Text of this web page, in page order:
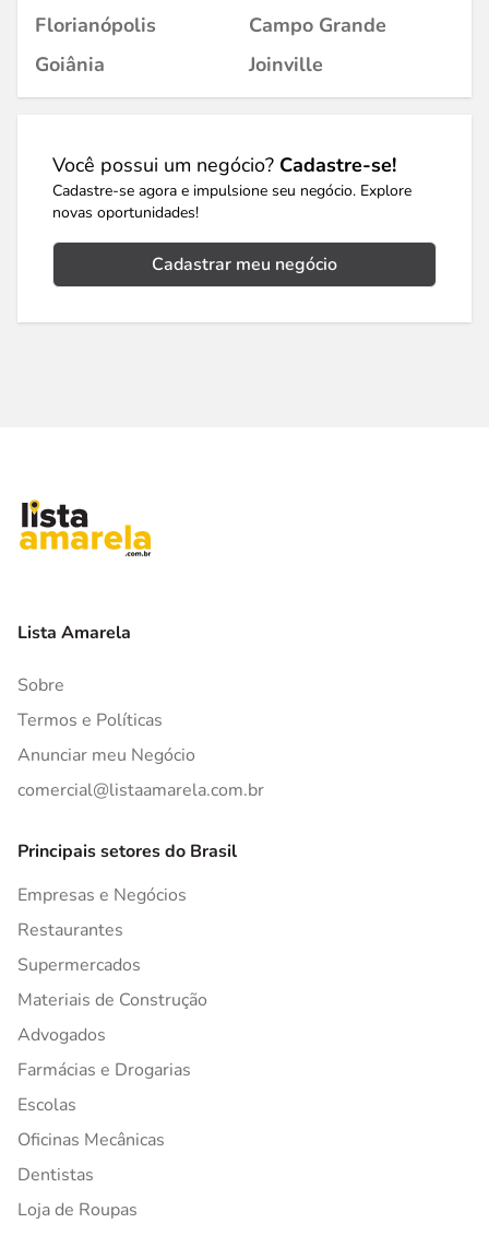
Florianópolis
Campo Grande
Goiânia
Joinville
Você possui um negócio? Cadastre-se!
Cadastre-se agora e impulsione seu negócio. Explore
novas oportunidades!
Cadastrar meu negócio
Lista Amarela
Sobre
Termos e Políticas
Anunciar meu Negócio
comercial@listaamarela.com.br
Principais setores do Brasil
Empresas e Negócios
Restaurantes
Supermercados
Materiais de Construção
Advogados
Farmácias e Drogarias
Escolas
Oficinas Mecânicas
Dentistas
Loja de Roupas